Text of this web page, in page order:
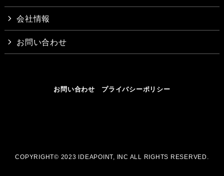
会社情報
お問い合わせ
お問い合わせ プライバシーポリシー
COPYRIGHT© 2023 IDEAPOINT, INC ALL RIGHTS RESERVED.